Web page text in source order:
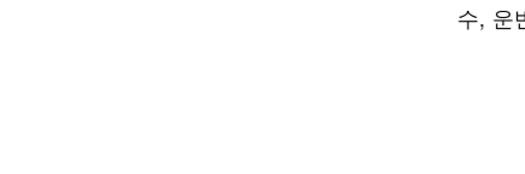
수, 운